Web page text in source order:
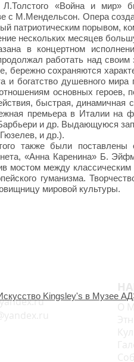
«Война и мир»
с М.Мендельсон. Опера
патриотическим порывом,
нескольких месяцев
в концертном
работать над
бережно сохраняются
и богатство душевного
основных героев,
быстрая,
премьера в Италии на
и др. Выдающуюся
и др.).
также были
«Анна Каренина» Б.
мостом между
гуманизма.
мировой культуры.
Kingsley's в Музее